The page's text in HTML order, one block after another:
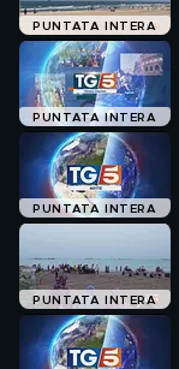
PUNTATA INTERA
PUNTATA INTERA
PUNTATA INTERA
PUNTATA INTERA